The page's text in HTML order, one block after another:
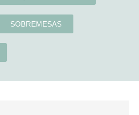
SOBREMESAS